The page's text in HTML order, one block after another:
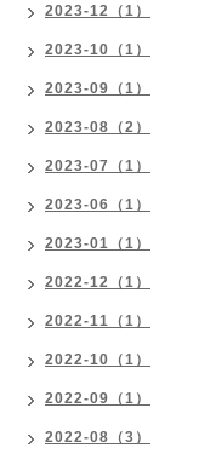
2023-12（1）
2023-10（1）
2023-09（1）
2023-08（2）
2023-07（1）
2023-06（1）
2023-01（1）
2022-12（1）
2022-11（1）
2022-10（1）
2022-09（1）
2022-08（3）